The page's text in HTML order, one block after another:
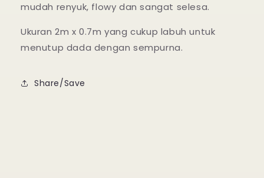
mudah renyuk, flowy dan sangat selesa.
Ukuran 2m x 0.7m yang cukup labuh untuk
menutup dada dengan sempurna.
Share/Save